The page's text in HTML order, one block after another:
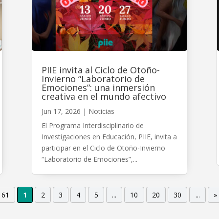
PIIE invita al Ciclo de Otoño-
Invierno “Laboratorio de
Emociones”: una inmersión
creativa en el mundo afectivo
Jun 17, 2026 | Noticias
El Programa Interdisciplinario de
Investigaciones en Educación, PIIE, invita a
participar en el Ciclo de Otoño-Invierno
“Laboratorio de Emociones”,...
1 2 3 4 5 ... 10 20 30 ... »